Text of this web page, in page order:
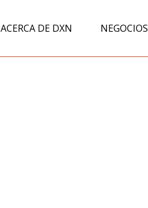
ACERCA DE DXN NEGOCIOS